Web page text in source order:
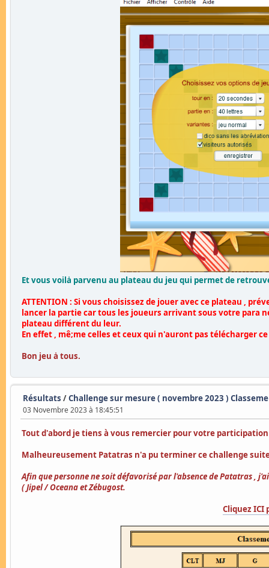
Et vous voilȧ parvenu au plateau du jeu qui permet de
ATTENTION : Si vous choisissez de jouer avec ce plateau ,
lancer la partie car tous les joueurs arrivant sous votre para
plateau différent du leur.
En effet , mê;me celles et ceux qui n'auront pas télécharger
Bon jeu ȧ tous.
Résultats /Challenge sur mesure ( novembre 2023 )
03 Novembre 2023 à 18:45:51
Tout d'abord je tiens à vous remercier pour votre
Malheureusement Patatras n'a pu terminer ce challenge
Afin que personne ne soit défavorisé par l'absence de Patatras ,
( Jipel / Oceana et Zébugost.
Cliquez ICI